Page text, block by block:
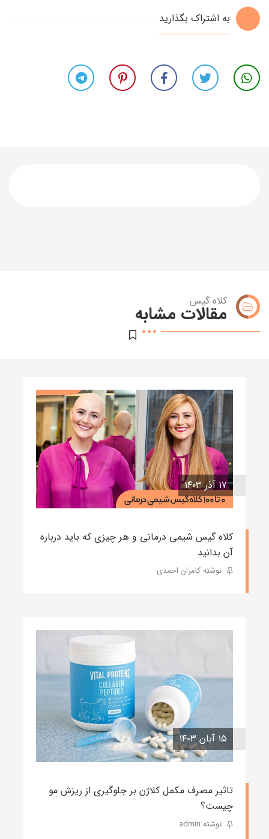
به اشتراک بگذارید
کلاه گیس
مقالات مشابه
۱۷ آذر ۱۴۰۳
کلاه گیس شیمی درمانی و هر چیزی که باید درباره
آن بدانید
نوشته کامران احمدی
۱۵ آبان ۱۴۰۳
تاثیر مصرف مکمل کلاژن بر جلوگیری از ریزش مو
چیست؟
نوشته admin